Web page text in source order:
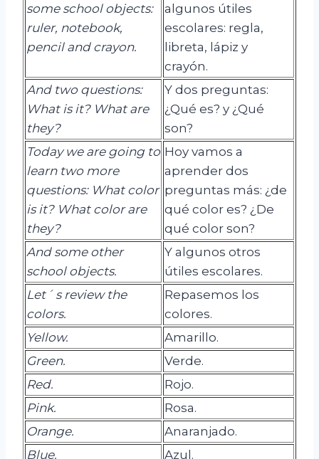
some school objects:
ruler, notebook,
penciland crayon.
algunos útiles
escolares: regla,
libreta, lápiz y
crayón.
And two questions:
What is it? Whatare
they?
Y dos preguntas:
¿Qué es? y ¿Qué
son?
Today we are going to
learn two more
questions: What color
is it? Whatcolor are
they?
Hoy vamos a
aprender dos
preguntas más: ¿de
qué color es? ¿De
qué color son?
And some other
school objects.
Y algunos otros
útiles escolares.
Let´ s review the
colors.
Repasemos los
colores.
Yellow.
Amarillo.
Green.
Verde.
Red.
Rojo.
Pink.
Rosa.
Orange.
Anaranjado.
Blue.
Azul.